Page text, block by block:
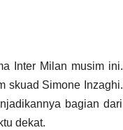
Inter Milan musim ini.
skuad Simone Inzaghi.
bagian dari
dekat.